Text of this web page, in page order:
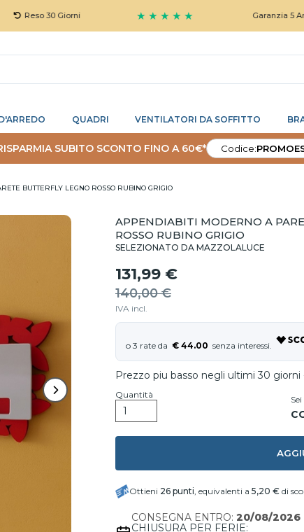
30 Giorni ★ ★ ★ ★ ★ Garanzia 5 Anni
QUADRI VENTILATORI DA SOFFITTO
SUBITO SCONTO FINO A 60€* Codice:
BUTTERFLY LEGNO ROSSO RUBINO GRIGIO
APPENDIABITI MODERNO A
ROSSO RUBINO GRIGIO
SELEZIONATO DA MAZZOLALUCE
131,99 €
140,00 €
IVA incl.
€ 44.00
Prezzo piu basso negli ultimi 30 giorni
Quantità
Ottieni 26 punti, equivalenti a 5,20 € di
CONSEGNA ENTRO:20/08/2026
CHIUSURA PER FERIE: